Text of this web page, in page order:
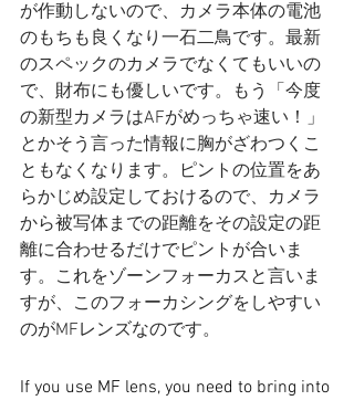
が作動しないので、カメラ本体の電池
のもちも良くなり一石二鳥です。最新
のスペックのカメラでなくてもいいの
で、財布にも優しいです。もう「今度
の新型カメラはAFがめっちゃ速い！」
とかそう言った情報に胸がざわつくこ
ともなくなります。ピントの位置をあ
らかじめ設定しておけるので、カメラ
から被写体までの距離をその設定の距
離に合わせるだけでピントが合いま
す。これをゾーンフォーカスと言いま
すが、このフォーカシングをしやすい
のがMFレンズなのです。
If you use MF lens, you need to bring into